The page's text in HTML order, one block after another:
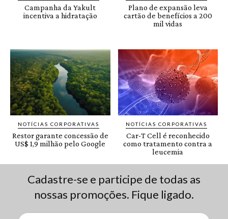
Cadastre-se e participe de todas as
nossas promoções. Fique ligado.